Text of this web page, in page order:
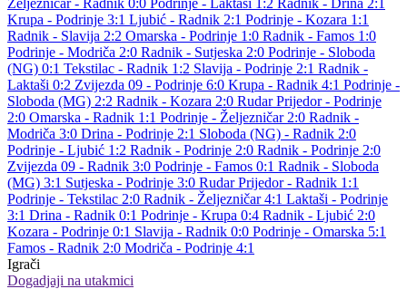
Željezničar - Radnik 0:0 Podrinje - Laktaši 1:2 Radnik - Drina 2:1
Krupa - Podrinje 3:1 Ljubić - Radnik 2:1 Podrinje - Kozara 1:1
Radnik - Slavija 2:2 Omarska - Podrinje 1:0 Radnik - Famos 1:0
Podrinje - Modriča 2:0 Radnik - Sutjeska 2:0 Podrinje - Sloboda
(NG) 0:1 Tekstilac - Radnik 1:2 Slavija - Podrinje 2:1 Radnik -
Laktaši 0:2 Zvijezda 09 - Podrinje 6:0 Krupa - Radnik 4:1 Podrinje -
Sloboda (MG) 2:2 Radnik - Kozara 2:0 Rudar Prijedor - Podrinje
2:0 Omarska - Radnik 1:1 Podrinje - Željezničar 2:0 Radnik -
Modriča 3:0 Drina - Podrinje 2:1 Sloboda (NG) - Radnik 2:0
Podrinje - Ljubić 1:2 Radnik - Podrinje 2:0 Radnik - Podrinje 2:0
Zvijezda 09 - Radnik 3:0 Podrinje - Famos 0:1 Radnik - Sloboda
(MG) 3:1 Sutjeska - Podrinje 3:0 Rudar Prijedor - Radnik 1:1
Podrinje - Tekstilac 2:0 Radnik - Željezničar 4:1 Laktaši - Podrinje
3:1 Drina - Radnik 0:1 Podrinje - Krupa 0:4 Radnik - Ljubić 2:0
Kozara - Podrinje 0:1 Slavija - Radnik 0:0 Podrinje - Omarska 5:1
Famos - Radnik 2:0 Modriča - Podrinje 4:1
Igrači
Dogadjaji na utakmici